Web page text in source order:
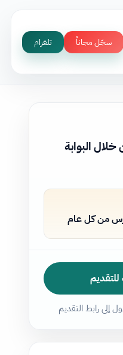
سجّل مجاناً تلغرام
البوابة
رابط التقديم